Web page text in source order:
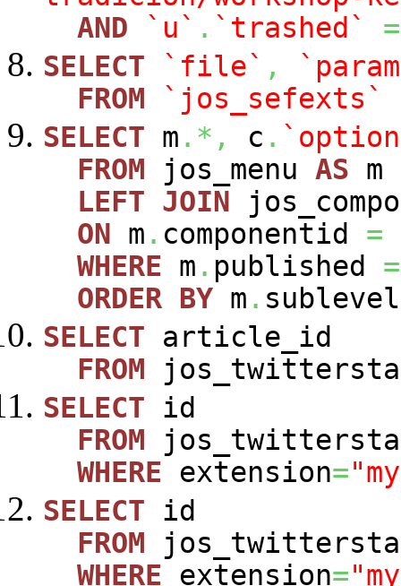
AND
`u` . `trashed`
=
SELECT
`file` ,
FROM
`jos_sefexts`
SELECT m .*, c .
FROM jos_menu AS m
LEFT JOIN
ON m . componentid =
WHERE m . published =
ORDER BY m . sublevel
SELECT article_id
FROM
SELECT id
FROM
WHERE extension=
SELECT id
FROM
WHERE extension=